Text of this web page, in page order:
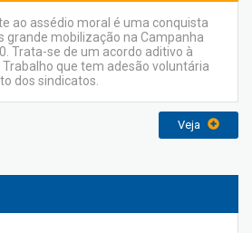
ao assédio moral é uma conquista
grande mobilização na Campanha
Trata-se de um acordo aditivo à
que tem adesão voluntária
dos sindicatos.
Veja